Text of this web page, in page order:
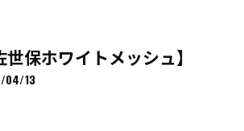
世保ホワイトメッシュ】
04/13